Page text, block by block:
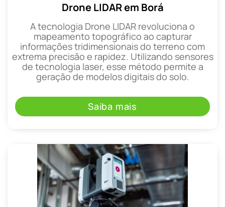
Drone LIDAR em Borá
A tecnologia Drone LIDAR revoluciona o
mapeamento topográfico ao capturar
informações tridimensionais do terreno com
extrema precisão e rapidez. Utilizando sensores
de tecnologia laser, esse método permite a
geração de modelos digitais do solo.
Saiba mais